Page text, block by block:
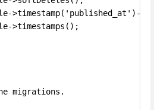
>timestamp('published_at')-
>timestamps();
migrations.